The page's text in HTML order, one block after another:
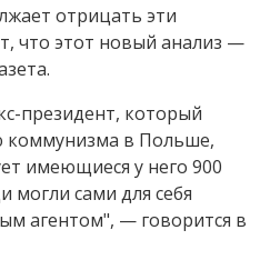
отрицать эти
что этот новый анализ —
президент, который
коммунизма в Польше,
имеющиеся у него 900
сами для себя
агентом", — говорится в